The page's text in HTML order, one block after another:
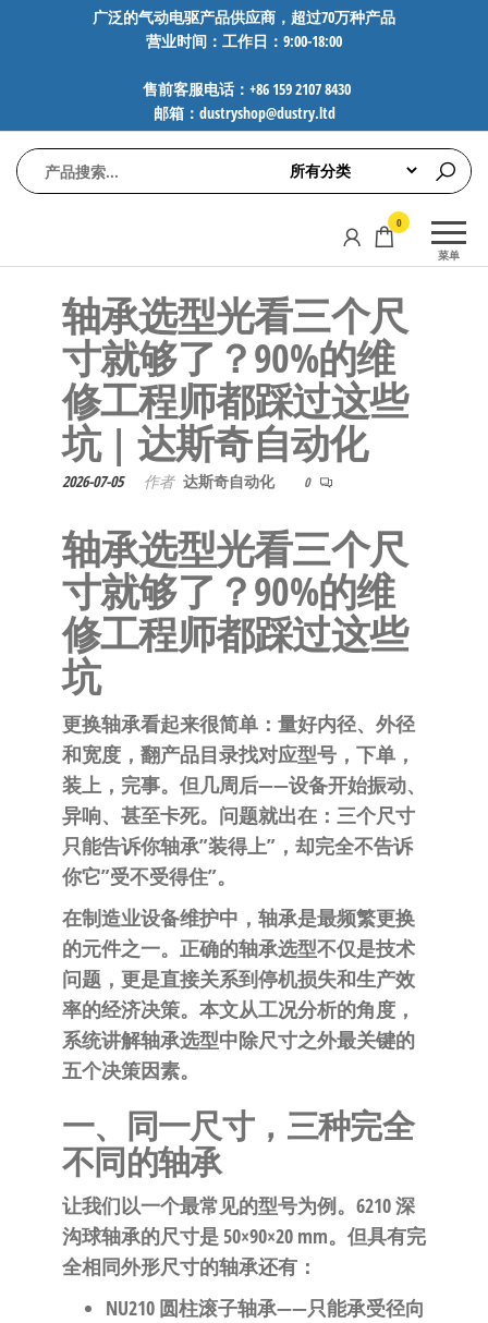
广泛的气动电驱产品供应商，超过70万种产品
营业时间：工作日：9:00-18:00
售前客服电话：+86 159 2107 8430
邮箱：dustryshop@dustry.ltd
动
FESTO、
NORGREN、
AVENTICS等
品牌气动
元件，超
过88万种
工业自动
化零部
件，正品
保障，全
菜单
0
轴承选型光看三个尺
寸就够了？90%的维
修工程师都踩过这些
坑 | 达斯奇自动化
2026-07-05 作者 达斯奇自动化 0
轴承选型光看三个尺
寸就够了？90%的维
修工程师都踩过这些
坑
更换轴承看起来很简单：量好内径、外径
和宽度，翻产品目录找对应型号，下单，
装上，完事。但几周后——设备开始振动、
异响、甚至卡死。问题就出在：三个尺寸
只能告诉你轴承”装得上”，却完全不告诉
你它”受不受得住”。
在制造业设备维护中，轴承是最频繁更换
的元件之一。正确的轴承选型不仅是技术
问题，更是直接关系到停机损失和生产效
率的经济决策。本文从工况分析的角度，
系统讲解轴承选型中除尺寸之外最关键的
五个决策因素。
一、同一尺寸，三种完全
不同的轴承
让我们以一个最常见的型号为例。6210 深
沟球轴承的尺寸是 50×90×20 mm。但具有完
全相同外形尺寸的轴承还有：
NU210 圆柱滚子轴承——只能承受径向